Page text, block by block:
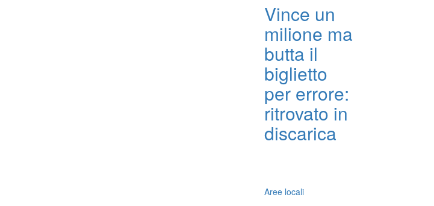
Vince un
milione ma
butta il
biglietto
per errore:
ritrovato in
discarica
Aree locali